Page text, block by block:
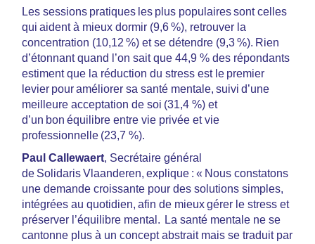
Les sessions pratiques les plus populaires sont celles
qui aident à mieux dormir (9,6 %), retrouver la
concentration (10,12 %) et se détendre (9,3 %). Rien
d’étonnant quand l’on sait que 44,9 % des répondants
estiment que la réduction du stress est le premier
levier pour améliorer sa santé mentale, suivi d’une
meilleure acceptation de soi (31,4 %) et
d’un bon équilibre entre vie privée et vie
professionnelle (23,7 %).
Paul Callewaert, Secrétaire général
de Solidaris Vlaanderen, explique : « Nous constatons
une demande croissante pour des solutions simples,
intégrées au quotidien, afin de mieux gérer le stress et
préserver l’équilibre mental. La santé mentale ne se
cantonne plus à un concept abstrait mais se traduit par